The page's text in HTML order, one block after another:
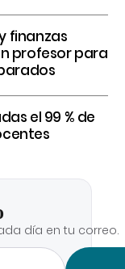
finanzas
profesor para
el 99 % de
día en tu correo.